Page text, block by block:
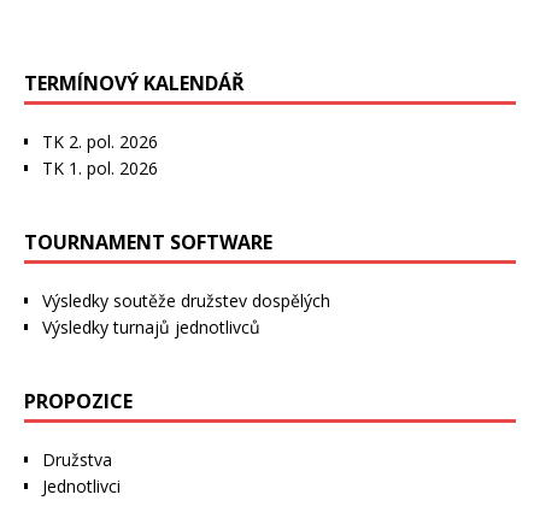
TERMÍNOVÝ KALENDÁŘ
TK 2. pol. 2026
TK 1. pol. 2026
TOURNAMENT SOFTWARE
Výsledky soutěže družstev dospělých
Výsledky turnajů jednotlivců
PROPOZICE
Družstva
Jednotlivci